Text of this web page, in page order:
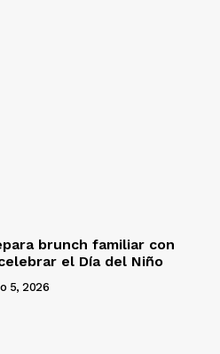
brunch familiar con
el Día del Niño
5, 2026